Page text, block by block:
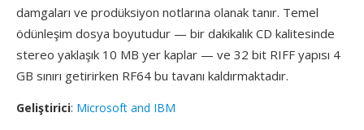
damgaları ve prodüksiyon notlarına olanak tanır. Temel
ödünleşim dosya boyutudur — bir dakikalık CD kalitesinde
stereo yaklaşık 10 MB yer kaplar — ve 32 bit RIFF yapısı 4
GB sınırı getirirken RF64 bu tavanı kaldırmaktadır.
Geliştirici: Microsoft and IBM